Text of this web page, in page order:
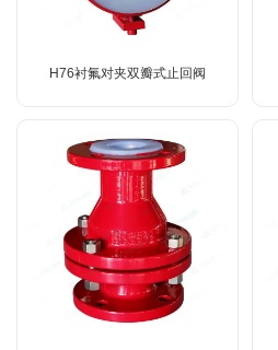
H76衬氟对夹双瓣式止回阀